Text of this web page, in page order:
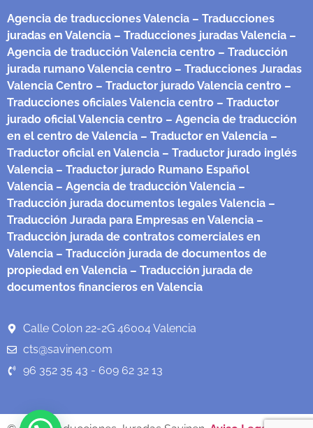
Agencia de traducciones Valencia – Traducciones
juradas en Valencia – Traducciones juradas Valencia –
Agencia de traducción Valencia centro – Traducción
jurada rumano Valencia centro – Traducciones Juradas
Valencia Centro – Traductor jurado Valencia centro –
Traducciones oficiales Valencia centro – Traductor
jurado oficial Valencia centro – Agencia de traducción
en el centro de Valencia – Traductor en Valencia –
Traductor oficial en Valencia – Traductor jurado inglés
Valencia – Traductor jurado Rumano Español
Valencia – Agencia de traducción Valencia –
Traducción jurada documentos legales Valencia –
Traducción Jurada para Empresas en Valencia –
Traducción jurada de contratos comerciales en
Valencia – Traducción jurada de documentos de
propiedad en Valencia – Traducción jurada de
documentos financieros en Valencia
Calle Colon 22-2G 46004 Valencia
cts@savinen.com
96 352 35 43 - 609 62 32 13